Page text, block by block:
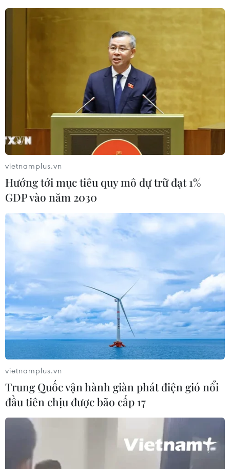
TIN CÙNG CHUYÊN MỤC
Khởi tố đối tượng giả danh Công an,
lừa đảo "chạy án" tại Đắk Lắk
06/08/2026 15:07
vietnamplus.vn
Hướng tới mục tiêu quy mô dự trữ đạt 1%
GDP vào năm 2030
vietnamplus.vn
Trung Quốc vận hành giàn phát điện gió nổi
đầu tiên chịu được bão cấp 17